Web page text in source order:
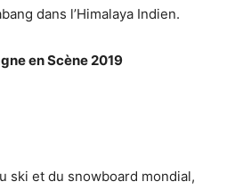
dans l’Himalaya Indien.
en Scène 2019
ski et du snowboard mondial,